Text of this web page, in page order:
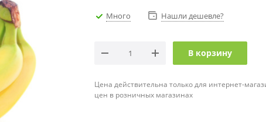
Много Нашли дешевле?
В корзину
Цена действительна только для интернет-
цен в розничных магазинах